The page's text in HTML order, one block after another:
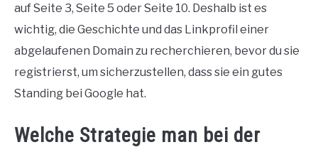
auf Seite 3, Seite 5 oder Seite 10. Deshalb ist es
wichtig, die Geschichte und das Linkprofil einer
abgelaufenen Domain zu recherchieren, bevor du sie
registrierst, um sicherzustellen, dass sie ein gutes
Standing bei Google hat.
Welche Strategie man bei der